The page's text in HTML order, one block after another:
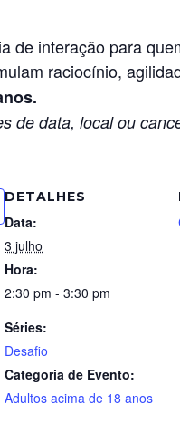
de interação para
raciocínio,
de data, local ou
DETALHES
Data:
3 julho
Hora:
2:30 pm - 3:30 pm
Séries:
Desafio
Categoria de Evento:
Adultos acima de 18 anos